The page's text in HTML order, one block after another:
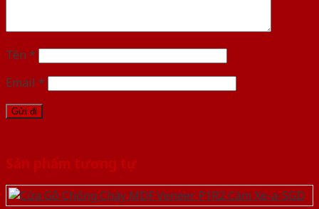
Tên *
Email *
Sản phẩm tương tự